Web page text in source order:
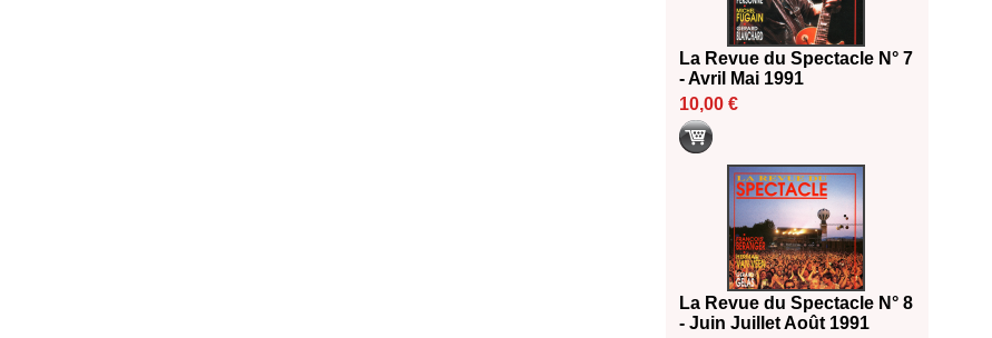
La Revue du Spectacle N° 7
- Avril Mai 1991
10,00 €
La Revue du Spectacle N° 8
- Juin Juillet Août 1991